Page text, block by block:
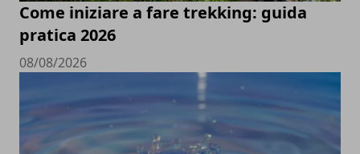
Come iniziare a fare trekking: guida
pratica 2026
08/08/2026